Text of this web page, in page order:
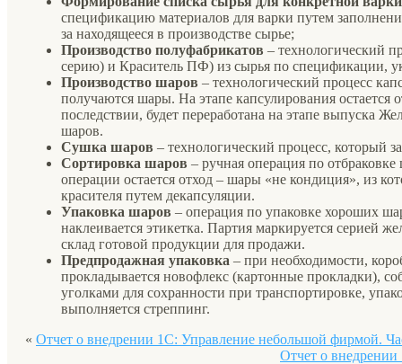
спецификацию материалов для варки путем
за находящееся в производстве сырье;
Производство полуфабрикатов – технологический
серию) и Краситель ПФ) из сырья по спецификации,
Производство шаров – технологический процесс
получаются шары. На этапе капсулирования остается
последствии, будет переработана на этапе выпуска
шаров.
Сушка шаров – технологический процесс, который
Сортировка шаров – ручная операция по
операции остается отход – шары «не кондиция», из
красителя путем декапсуляции.
Упаковка шаров – операция по упаковке хороших
наклеивается этикетка. Партия маркируется серией
склад готовой продукции для продажи.
Предпродажная упаковка – при необходимости,
прокладывается новофлекс (картонные прокладки),
уголками для сохранности при транспортировке,
выполняется стреппинг.
« Отчет о внедрении 1С: Управление небольшой фирмой.
Отчет о